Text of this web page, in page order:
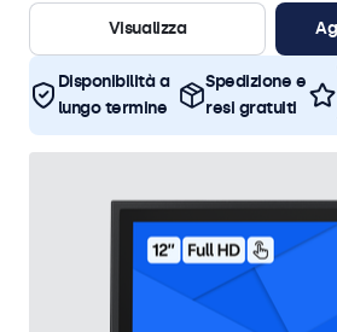
Visualizza
Disponibilità a
lungo termine
Spedizione e
resi gratuiti